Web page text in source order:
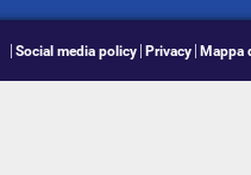
Social media policy Privacy Mappa